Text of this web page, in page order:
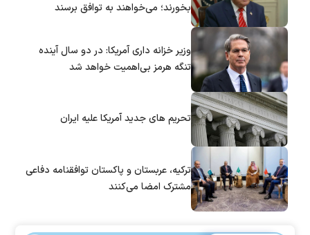
بخورند؛ می‌خواهند به توافق برسند
وزیر خزانه داری آمریکا: در دو سال آینده
تنگه هرمز بی‌اهمیت خواهد شد
تحریم های جدید آمریکا علیه ایران
ترکیه، عربستان و پاکستان توافقنامه دفاعی
مشترک امضا می‌کنند